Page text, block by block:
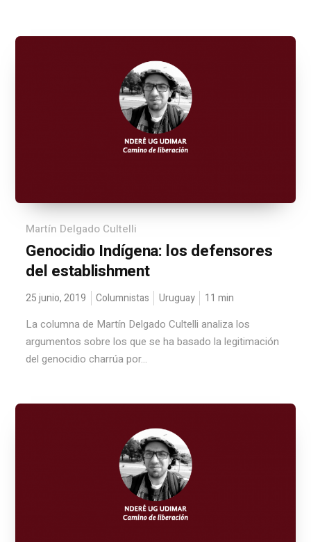
Martín Delgado Cultelli
Genocidio Indígena: los defensores
del establishment
25 junio, 2019 Columnistas Uruguay 11 min
La columna de Martín Delgado Cultelli analiza los
argumentos sobre los que se ha basado la legitimación
del genocidio charrúa por...